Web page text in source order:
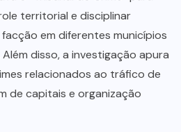
territorial e disciplinar
em diferentes municípios
disso, a investigação apura
relacionados ao tráfico de
de capitais e organização